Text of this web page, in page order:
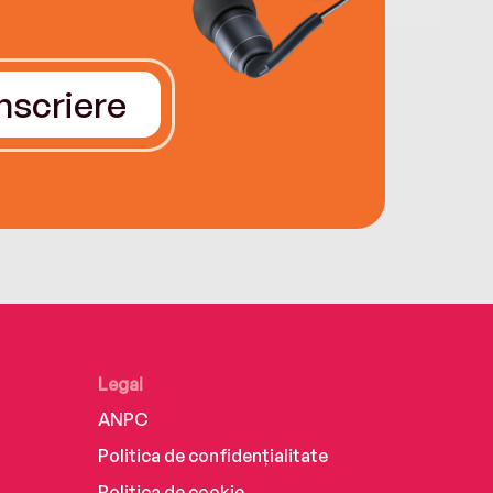
Legal
ANPC
Politica de confidențialitate